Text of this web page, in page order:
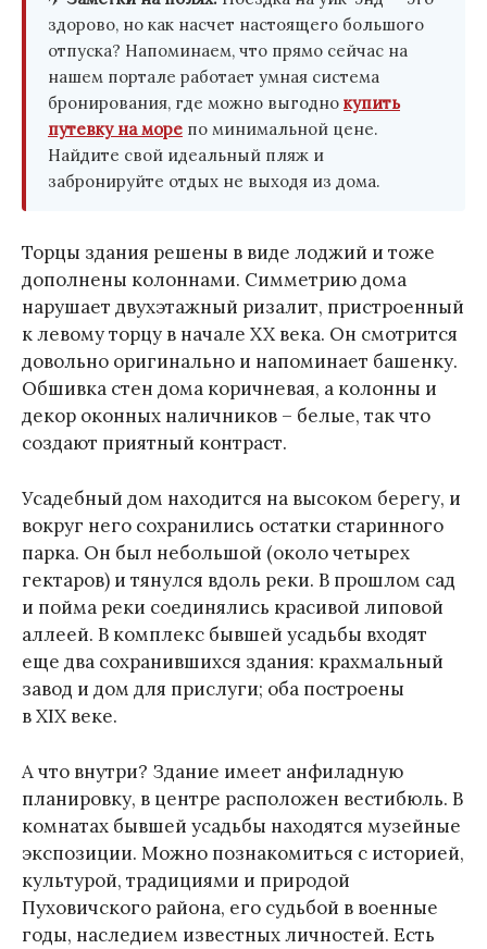
здорово, но как насчет настоящего большого
отпуска? Напоминаем, что прямо сейчас на
нашем портале работает умная система
бронирования, где можно выгодно купить
путевку на море по минимальной цене.
Найдите свой идеальный пляж и
забронируйте отдых не выходя из дома.
Торцы здания решены в виде лоджий и тоже
дополнены колоннами. Симметрию дома
нарушает двухэтажный ризалит, пристроенный
к левому торцу в начале XX века. Он смотрится
довольно оригинально и напоминает башенку.
Обшивка стен дома коричневая, а колонны и
декор оконных наличников – белые, так что
создают приятный контраст.
Усадебный дом находится на высоком берегу, и
вокруг него сохранились остатки старинного
парка. Он был небольшой (около четырех
гектаров) и тянулся вдоль реки. В прошлом сад
и пойма реки соединялись красивой липовой
аллеей. В комплекс бывшей усадьбы входят
еще два сохранившихся здания: крахмальный
завод и дом для прислуги; оба построены
в XIX веке.
А что внутри? Здание имеет анфиладную
планировку, в центре расположен вестибюль. В
комнатах бывшей усадьбы находятся музейные
экспозиции. Можно познакомиться с историей,
культурой, традициями и природой
Пуховичского района, его судьбой в военные
годы, наследием известных личностей. Есть